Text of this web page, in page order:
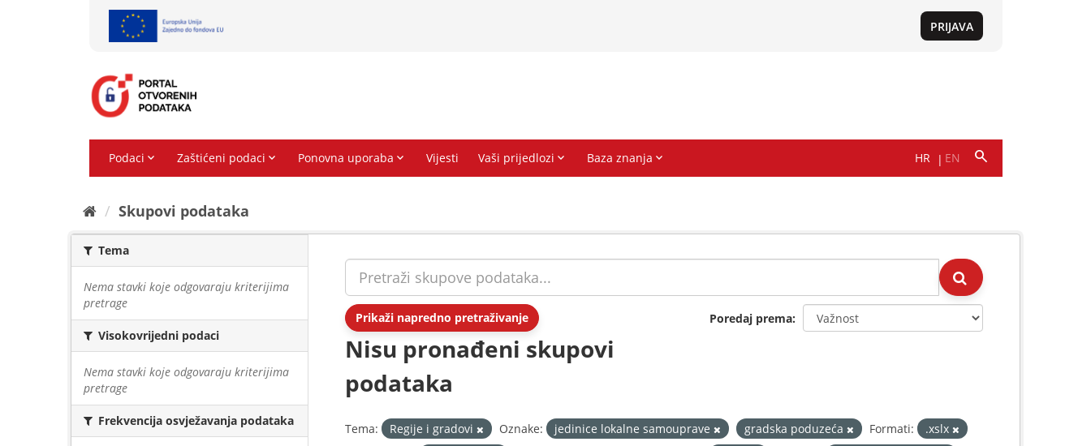
Skupovi podаtаkа
Tema
Nema stavki koje odgovaraju kriterijima
pretrage
Visokovrijedni podaci
Nema stavki koje odgovaraju kriterijima
pretrage
Frekvencija osvježavanja podataka
Prikaži napredno pretraživanje Poredaj prema
Nisu pronađeni skupovi
podataka
Tema: Regije i gradovi Oznake: jedinice lokalne samouprave gradska poduzeća Formati:
.xslx